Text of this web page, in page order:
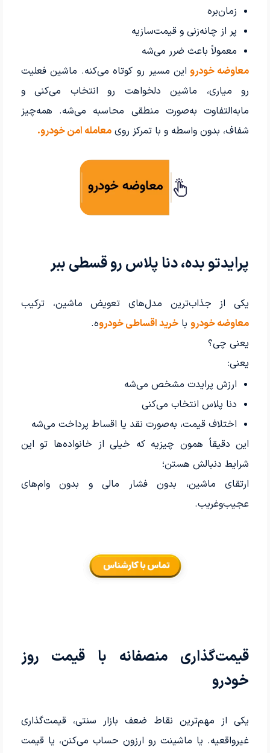
زمان‌بره
پر از چانه‌زنی و قیمت‌سازیه
معمولاً باعث ضرر می‌شه
معاوضه خودرو این مسیر رو کوتاه می‌کنه. ماشین فعلیت
رو میاری، ماشین دلخواهت رو انتخاب می‌کنی و
مابه‌التفاوت به‌صورت منطقی محاسبه می‌شه. همه‌چیز
شفاف، بدون واسطه و با تمرکز روی معامله امن خودرو.
پرایدتو بده، دنا پلاس رو قسطی ببر
یکی از جذاب‌ترین مدل‌های تعویض ماشین، ترکیب
معاوضه خودروبا خرید اقساطی خودروه.
یعنی چی؟
یعنی:
ارزش پرایدت مشخص می‌شه
دنا پلاس انتخاب می‌کنی
اختلاف قیمت، به‌صورت نقد یا اقساط پرداخت می‌شه
این دقیقاً همون چیزیه که خیلی از خانواده‌ها تو این
شرایط دنبالش هستن؛
ارتقای ماشین، بدون فشار مالی و بدون وام‌های
عجیب‌وغریب.
قیمت‌گذاری منصفانه با قیمت روز
خودرو
یکی از مهم‌ترین نقاط ضعف بازار سنتی، قیمت‌گذاری
غیرواقعیه. یا ماشینت رو ارزون حساب می‌کنن، یا قیمت